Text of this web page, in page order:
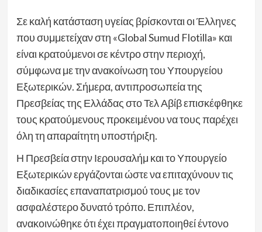
Σε καλή κατάσταση υγείας βρίσκονται οι Έλληνες
που συμμετείχαν στη «Global Sumud Flotilla» και
είναι κρατούμενοι σε κέντρο στην περιοχή,
σύμφωνα με την ανακοίνωση του Υπουργείου
Εξωτερικών. Σήμερα, αντιπροσωπεία της
Πρεσβείας της Ελλάδας στο Τελ Αβίβ επισκέφθηκε
τους κρατούμενους προκειμένου να τους παρέχει
όλη τη απαραίτητη υποστήριξη.
Η Πρεσβεία στην Ιερουσαλήμ και το Υπουργείο
Εξωτερικών εργάζονται ώστε να επιταχύνουν τις
διαδικασίες επαναπατρισμού τους με τον
ασφαλέστερο δυνατό τρόπο. Επιπλέον,
ανακοινώθηκε ότι έχει πραγματοποιηθεί έντονο